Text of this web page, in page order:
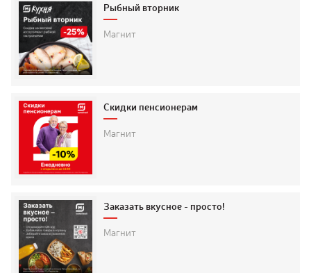
Магазины
Услуги
Контакты
Реклама
Аренда
Применить
Рыбный вторник
Магнит
Скидки пенсионерам
Магнит
Заказать вкусное - просто!
Магнит